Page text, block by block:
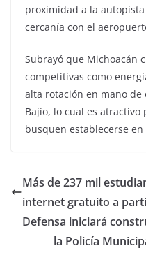
proximidad a la
cercanía con el
Subrayó que Michoacán
competitivas como
alta rotación en mano
Bajío, lo cual es atractivo
busquen establecerse en
Más de 237 mil
internet gratuito a
Defensa iniciará
la Policía